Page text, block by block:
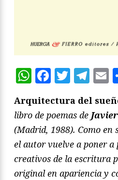
WhatsApp
Arquitectura del
libro de poemas de
(Madrid, 1988). Como en
el autor vuelve a poner a
creativos de la escritura
original en apariencia y